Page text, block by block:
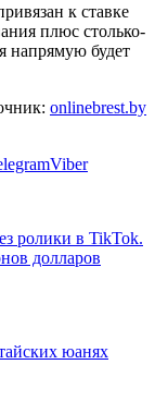
к ставке
плюс столько-
напрямую будет
onlinebrest.by
Viber
ролики в TikTok.
долларов
юанях